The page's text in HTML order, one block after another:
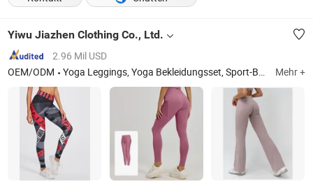
Yiwu Jiazhen Clothing Co., Ltd.
2.96 Mil USD
OEM/ODM
Yoga Leggings, Yoga Bekleidungsset, Sport-BH, Tanktop, Yoga Shorts, Langarmjacke, Kurzarmjacke, Digitaldruck Leggings Mehr +